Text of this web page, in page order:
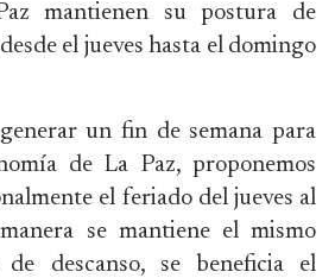
mantienen su postura de
el jueves hasta el domingo
un fin de semana para
de La Paz, proponemos
el feriado del jueves al
se mantiene el mismo
descanso, se beneficia el